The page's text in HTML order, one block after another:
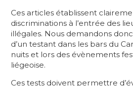
Ces articles établissent
discriminations à l’entrée des
illégales. Nous demandons
d’un testant dans les bars du
nuits et lors des évènements
liégeoise.
Ces tests doivent permettre